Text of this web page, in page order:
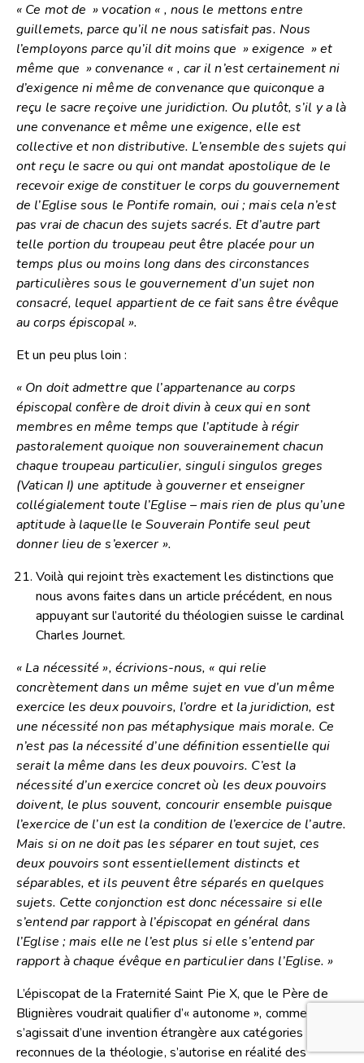
« Ce mot de » vocation « , nous le mettons entre
guillemets, parce qu’il ne nous satisfait pas. Nous
l’employons parce qu’il dit moins que » exigence » et
même que » convenance « , car il n’est certainement ni
d’exigence ni même de convenance que quiconque a
reçu le sacre reçoive une juridiction. Ou plutôt, s’il y a là
une convenance et même une exigence, elle est
collective et non distributive. L’ensemble des sujets qui
ont reçu le sacre ou qui ont mandat apostolique de le
recevoir exige de constituer le corps du gouvernement
de l’Eglise sous le Pontife romain, oui ; mais cela n’est
pas vrai de chacun des sujets sacrés. Et d’autre part
telle portion du troupeau peut être placée pour un
temps plus ou moins long dans des circonstances
particulières sous le gouvernement d’un sujet non
consacré, lequel appartient de ce fait sans être évêque
au corps épiscopal ».
Et un peu plus loin :
« On doit admettre que l’appartenance au corps
épiscopal confère de droit divin à ceux qui en sont
membres en même temps que l’aptitude à régir
pastoralement quoique non souverainement chacun
chaque troupeau particulier, singuli singulos greges
(Vatican I) une aptitude à gouverner et enseigner
collégialement toute l’Eglise – mais rien de plus qu’une
aptitude à laquelle le Souverain Pontife seul peut
donner lieu de s’exercer ».
Voilà qui rejoint très exactement les distinctions que
nous avons faites dans un article précédent, en nous
appuyant sur l’autorité du théologien suisse le cardinal
Charles Journet.
« La nécessité », écrivions-nous, « qui relie
concrètement dans un même sujet en vue d’un même
exercice les deux pouvoirs, l’ordre et la juridiction, est
une nécessité non pas métaphysique mais morale. Ce
n’est pas la nécessité d’une définition essentielle qui
serait la même dans les deux pouvoirs. C’est la
nécessité d’un exercice concret où les deux pouvoirs
doivent, le plus souvent, concourir ensemble puisque
l’exercice de l’un est la condition de l’exercice de l’autre.
Mais si on ne doit pas les séparer en tout sujet, ces
deux pouvoirs sont essentiellement distincts et
séparables, et ils peuvent être séparés en quelques
sujets. Cette conjonction est donc nécessaire si elle
s’entend par rapport à l’épiscopat en général dans
l’Eglise ; mais elle ne l’est plus si elle s’entend par
rapport à chaque évêque en particulier dans l’Eglise. »
L’épiscopat de la Fraternité Saint Pie X, que le Père de
Blignières voudrait qualifier d’« autonome », comme s’il
s’agissait d’une invention étrangère aux catégories
reconnues de la théologie, s’autorise en réalité des